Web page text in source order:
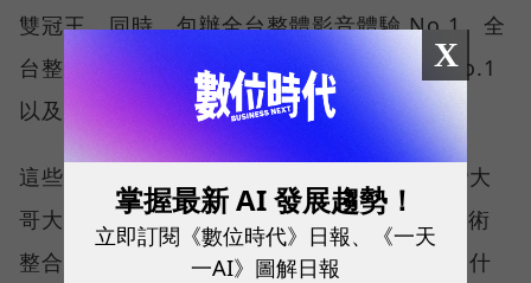
雙冠王，同時，包辦全台整體影音體驗 No.1、全
台整體語音體驗 No.1、全台 5G 語音體驗 No.1
以及全台網路在線率 No.1 多項榮譽。
這些獎項反映的不只是網路順暢，更代表台灣大
哥大長期投入頻譜布局、基地台建設與 5G 技術
整合所累積的成果，也讓外界重新思考：究竟什
X
掌握最新 AI 發展趨勢！
立即訂閱《數位時代》日報、《一天
一AI》圖解日報